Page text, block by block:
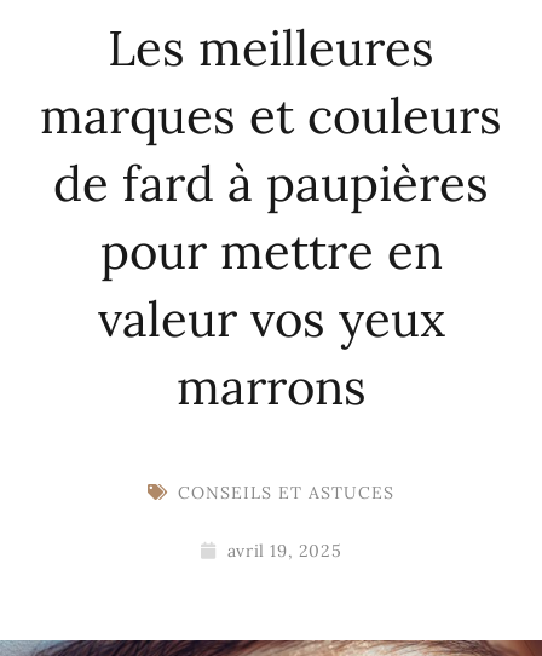
Les meilleures
marques et couleurs
de fard à paupières
pour mettre en
valeur vos yeux
marrons
CONSEILS ET ASTUCES
avril 19, 2025